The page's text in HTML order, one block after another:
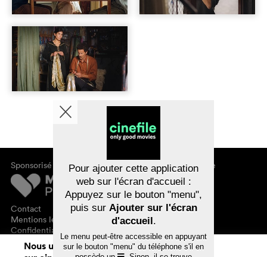
Sponsorisé par
Contact
Mentions légales
Confidentialité des données
À propos de cinefile
S'inscrire/s'abonner
Newsletter
FAQ
Bons-cadeaux
Nous utilisons des cookies. En naviguant
Pour ajouter cette application
web sur l'écran d'accueil :
Appuyez sur le bouton "menu",
puis sur Ajouter sur l'écran
d'accueil.
Le menu peut-être accessible en appuyant
sur le bouton "menu" du téléphone s'il en